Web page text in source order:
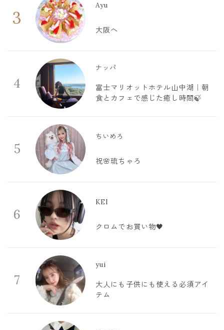
3
Ayu
大阪へ
4
ナッパ
富士マリオットホテル山中湖｜朝
食とカフェで感じた癒し時間🍃
5
ちいめろ
祝🌸琉ちゃろ
6
KEI
クロムでお買い物🖤
7
yui
大人にも子供にも使える必須アイ
テム